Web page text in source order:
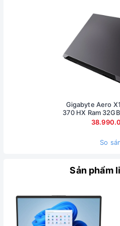
thị trường khi cân nặng trung
trở lên. Kết hợp với thiết kế vỏ
laptop Gigabyte G5 này sẽ cực
vào balo cùng với nhiều vật
Gigabyte Aero
370 HX Ram
hình 16inch 2.5K
So
Sản phẩm